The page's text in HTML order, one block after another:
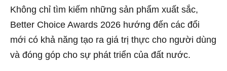
Không chỉ tìm kiếm những sản phẩm xuất sắc,
Better Choice Awards 2026 hướng đến các đổi
mới có khả năng tạo ra giá trị thực cho người dùng
và đóng góp cho sự phát triển của đất nước.